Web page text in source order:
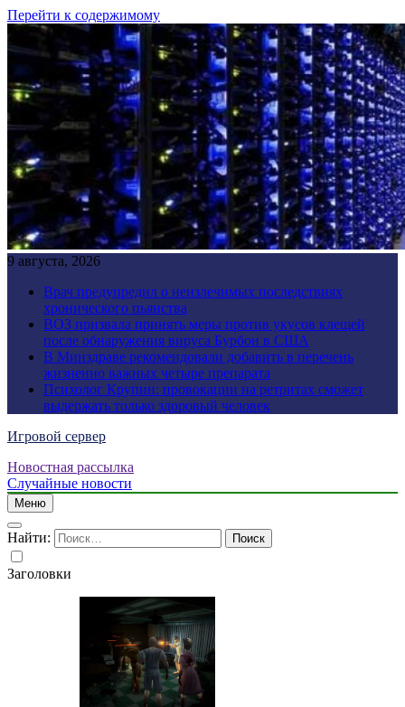
Перейти к содержимому
9 августа, 2026
Врач предупредил о неизлечимых последствиях
хронического пьянства
ВОЗ призвала принять меры против укусов клещей
после обнаружения вируса Бурбон в США
В Минздраве рекомендовали добавить в перечень
жизненно важных четыре препарата
Психолог Крупин: провокации на ретритах сможет
выдержать только здоровый человек
Игровой сервер
Новостная рассылка
Случайные новости
Меню
Найти:
Заголовки